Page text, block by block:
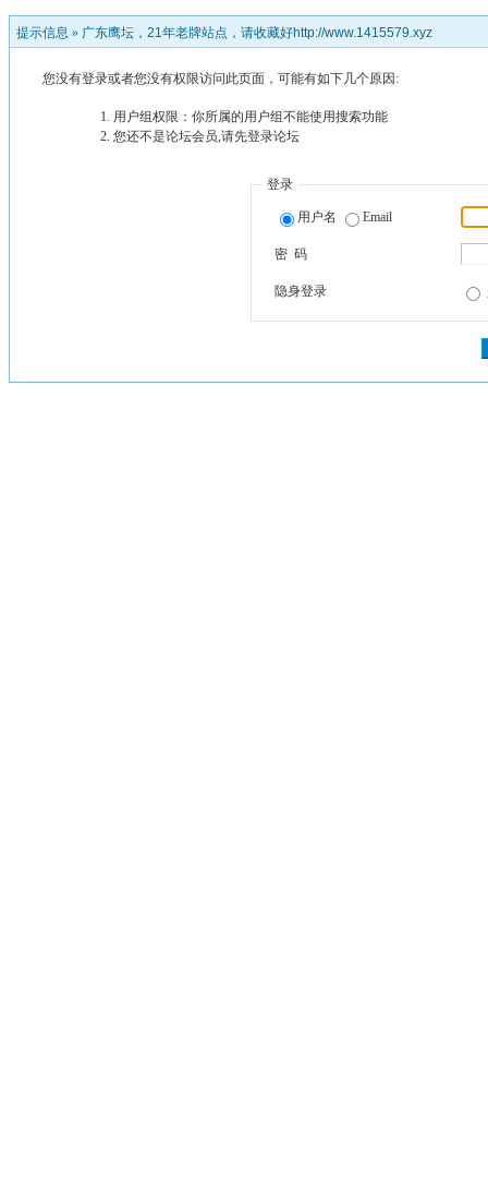
提示信息 » 广东鹰坛，21年老牌站点，请收藏好http://www.1415579.xyz
您没有登录或者您没有权限访问此页面，可能有如下几个原因:
用户组权限：你所属的用户组不能使用搜索功能
您还不是论坛会员,请先登录论坛
登录
用户名 Email
密 码
隐身登录